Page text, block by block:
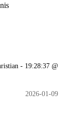
- 19:28:37 @
2026-01-09